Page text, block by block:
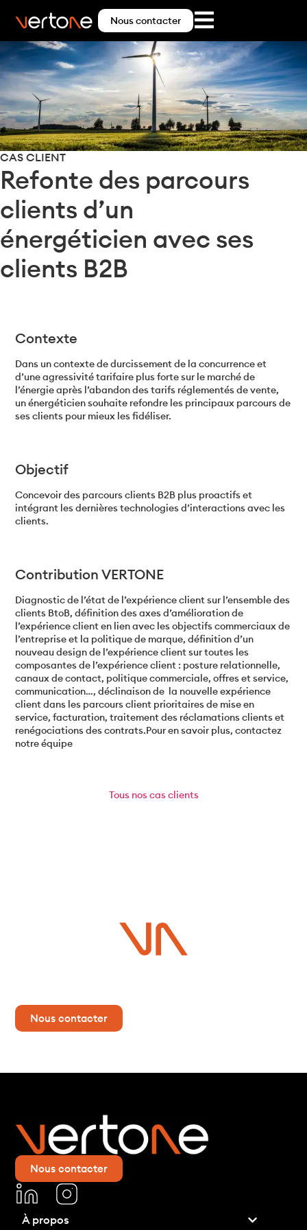
Nous contacter
CAS CLIENT
Refonte des parcours
clients d’un
énergéticien avec ses
clients B2B
Contexte
Dans un contexte de durcissement de la concurrence et
d’une agressivité tarifaire plus forte sur le marché de
l’énergie après l’abandon des tarifs réglementés de vente,
un énergéticien souhaite refondre les principaux parcours de
ses clients pour mieux les fidéliser.
Objectif
Concevoir des parcours clients B2B plus proactifs et
intégrant les dernières technologies d’interactions avec les
clients.
Contribution VERTONE
Diagnostic de l’état de l’expérience client sur l’ensemble des
clients BtoB, définition des axes d’amélioration de
l’expérience client en lien avec les objectifs commerciaux de
l’entreprise et la politique de marque, définition d’un
nouveau design de l’expérience client sur toutes les
composantes de l’expérience client : posture relationnelle,
canaux de contact, politique commerciale, offres et service,
communication…, déclinaison de la nouvelle expérience
client dans les parcours client prioritaires de mise en
service, facturation, traitement des réclamations clients et
renégociations des contrats.Pour en savoir plus, contactez
notre équipe
Tous nos cas clients
Nous contacter
Nous contacter
À propos